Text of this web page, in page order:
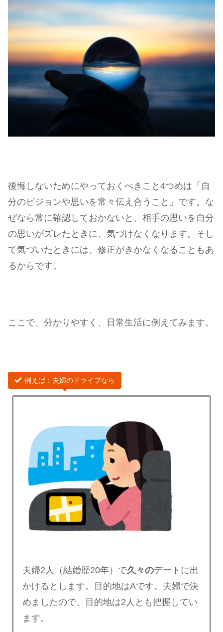
後悔しないためにやっておくべきこと4つめは「自
分のビジョンや思いを常々伝え合うこと」です。な
ぜなら常に確認しておかないと、相手の思いを自分
の思いがズレたときに、気づけなくなります。そし
て気づいたときには、修正がきかなくなることもあ
るからです。
ここで、分かりやすく、日常生活に例えてみます。
例えば：夫婦のドライブなら
夫婦2人（結婚歴20年）で久々のデートに出
かけるとします。目的地はAです。夫婦で決
めましたので、目的地は2人とも把握してい
ます。